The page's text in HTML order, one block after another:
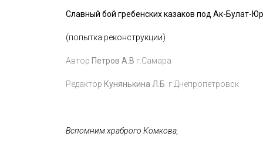
Славный бой гребенских казаков под Ак-Булат-
(попытка реконструкции)
Автор Петров А.В г.Самара
Редактор Кунянькина Л.Б . г.Днепропетровск
Вспомним храброго Комкова,